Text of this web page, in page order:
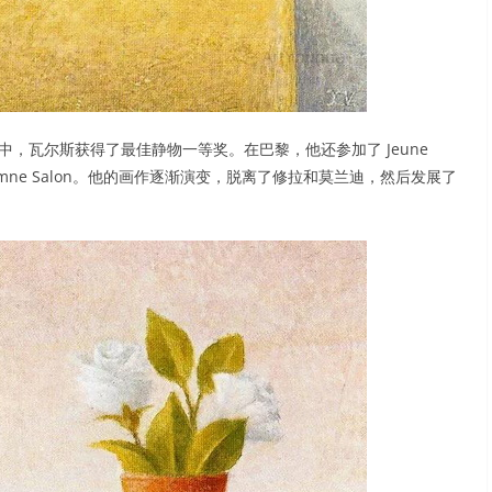
瓦尔斯获得了最佳静物一等奖。在巴黎，他还参加了 Jeune
Salon。他的画作逐渐演变，脱离了修拉和莫兰迪，然后发展了